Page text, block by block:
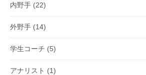
内野手 (22)
外野手 (14)
学生コーチ (5)
アナリスト (1)